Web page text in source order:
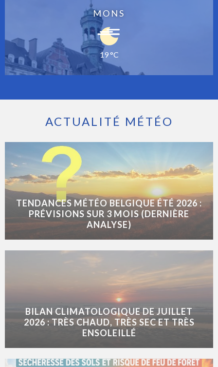
MONS
19 °C
ACTUALITÉ MÉTÉO
TENDANCES MÉTÉO BELGIQUE ÉTÉ 2026 :
PRÉVISIONS SUR 3 MOIS (DERNIÈRE
ANALYSE)
BILAN CLIMATOLOGIQUE DE JUILLET
2026 : TRÈS CHAUD, TRÈS SEC ET TRÈS
ENSOLEILLÉ